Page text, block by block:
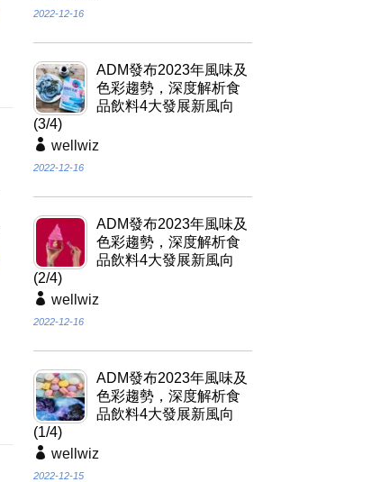
2022-12-16
ADM發布2023年風味及
色彩趨勢，深度解析食
品飲料4大發展新風向
(3/4)
wellwiz
2022-12-16
ADM發布2023年風味及
色彩趨勢，深度解析食
品飲料4大發展新風向
(2/4)
wellwiz
2022-12-16
ADM發布2023年風味及
色彩趨勢，深度解析食
品飲料4大發展新風向
(1/4)
wellwiz
2022-12-15